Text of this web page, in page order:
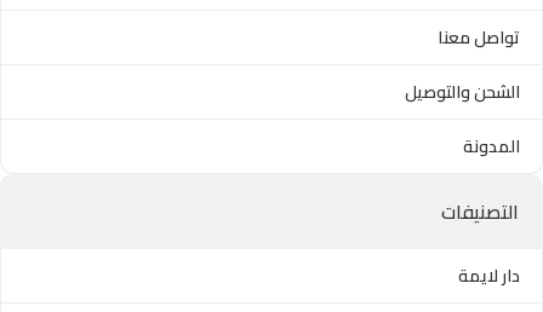
تواصل معنا
الشحن والتوصيل
المدونة
التصنيفات
دار لايمة